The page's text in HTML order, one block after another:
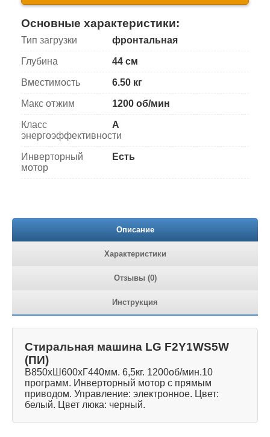
Основные характеристики:
Тип загрузки фронтальная
Глубина 44 см
Вместимость 6.50 кг
Макс отжим 1200 об/мин
Класс
энергоэффективности
A
Инверторный
мотор
Есть
Описание
Характеристики
Отзывы (0)
Инструкция
Стиральная машина LG F2Y1WS5W
(ПИ)
В850хШ600хГ440мм. 6,5кг. 1200об/мин.10
программ. Инверторный мотор с прямым
приводом. Управление: электронное. Цвет:
белый. Цвет люка: черный.